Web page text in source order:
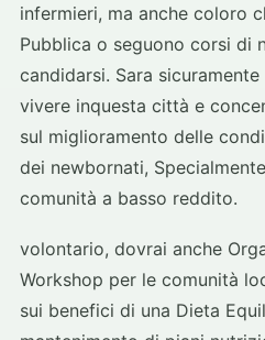
infermieri, ma anche coloro
Pubblica o seguono corsi di
candidarsi. Sara
vivere inquesta città e
sul miglioramento delle
dei newbornati,
comunità a basso reddito.
volontario, dovrai anche
Workshop per le comunità
sui benefici di una Dieta